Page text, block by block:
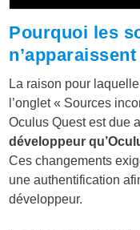
Pourquoi les
La raison pour
l’onglet « Sources
Oculus Quest est due
développeur
Ces changements
une authentification
développeur.